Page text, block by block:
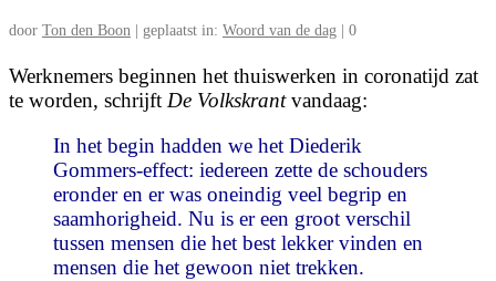
door Ton den Boon geplaatst in: Woord van de dag 0
Werknemers beginnen het thuiswerken in coronatijd zat
te worden, schrijft De Volkskrantvandaag:
In het begin hadden we het Diederik
Gommers-effect: iedereen zette de schouders
eronder en er was oneindig veel begrip en
saamhorigheid. Nu is er een groot verschil
tussen mensen die het best lekker vinden en
mensen die het gewoon niet trekken.